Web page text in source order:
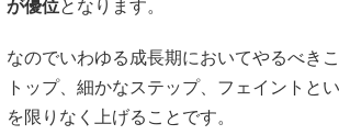
が優位となります。
なのでいわゆる成長期においてやるべき
トップ、細かなステップ、フェイントと
を限りなく上げることです。